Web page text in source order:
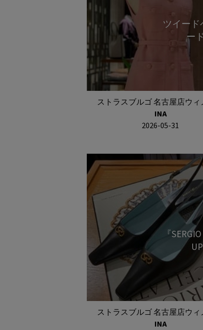
ツイード
ー
ストラスブルゴ 名古屋店ウィ
INA
2026-05-31
『
ストラスブルゴ 名古屋店ウィ
INA